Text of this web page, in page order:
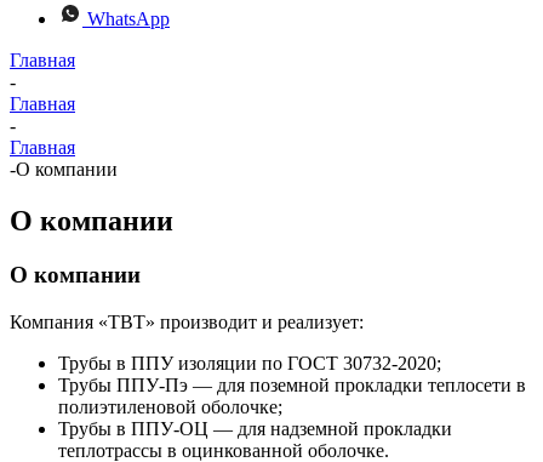
WhatsApp
Главная
-
Главная
-
Главная
-О компании
О компании
О компании
Компания «ТВТ» производит и реализует:
Трубы в ППУ изоляции по ГОСТ 30732-2020;
Трубы ППУ-Пэ — для поземной прокладки теплосети в
полиэтиленовой оболочке;
Трубы в ППУ-ОЦ — для надземной прокладки
теплотрассы в оцинкованной оболочке.